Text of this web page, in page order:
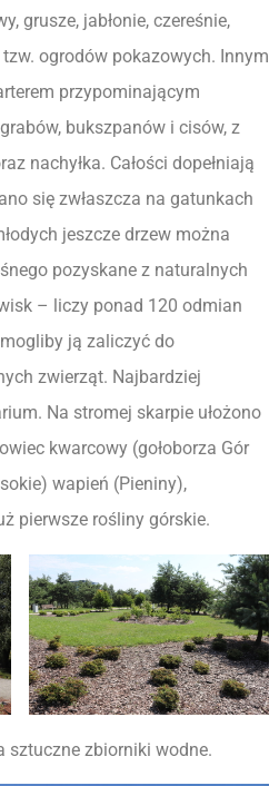
grusze, jabłonie, czereśnie,
ogrodów pokazowych. Innym
przypominającym
bukszpanów i cisów, z
nachyłka. Całości dopełniają
się zwłaszcza na gatunkach
jeszcze drzew można
pozyskane z naturalnych
– liczy ponad 120 odmian
ją zaliczyć do
zwierząt. Najbardziej
Na stromej skarpie ułożono
kwarcowy (gołoborza Gór
wapień (Pieniny),
pierwsze rośliny górskie.
sztuczne zbiorniki wodne.